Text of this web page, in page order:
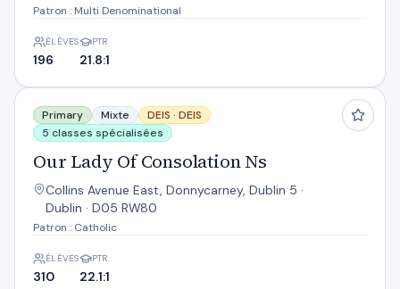
Patron : Multi Denominational
ÉLÈVES
196
PTR
21.8:1
Our Lady Of Consolation Ns
Primary Mixte DEIS · DEIS
5 classes spécialisées
Our Lady Of Consolation Ns
Collins Avenue East, Donnycarney, Dublin 5 ·
Dublin · D05 RW80
Patron : Catholic
ÉLÈVES
310
PTR
22.1:1